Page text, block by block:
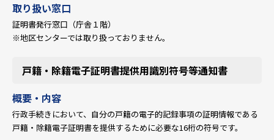
取り扱い窓口
証明書発行窓口（庁舎１階）
※地区センターでは取り扱っておりません。
戸籍・除籍電子証明書提供用識別符号等通知書
概要・内容
行政手続きにおいて、自分の戸籍の電子的記録事項の証明情報である
戸籍・除籍電子証明書を提供するために必要な16桁の符号です。